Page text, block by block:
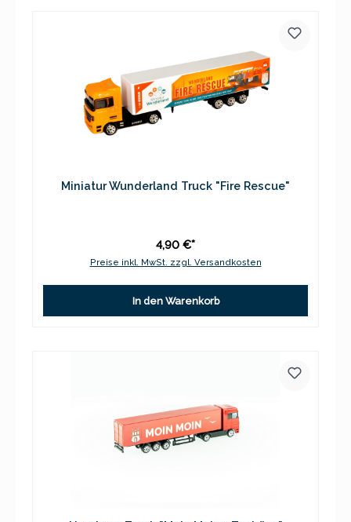
Miniatur Wunderland Truck "Fire Rescue"
4,90 €*
Preise inkl. MwSt. zzgl. Versandkosten
In den Warenkorb